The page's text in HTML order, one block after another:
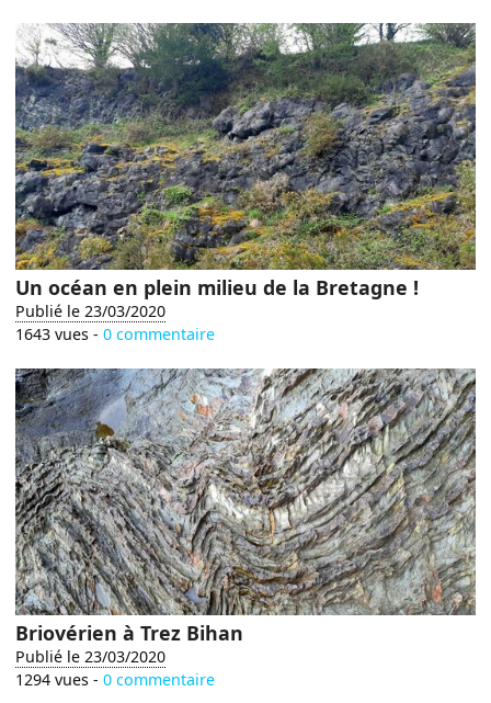
Un océan en plein milieu de la Bretagne !
Publié le 23/03/2020
1643 vues -0 commentaire
Briovérien à Trez Bihan
Publié le 23/03/2020
1294 vues -0 commentaire